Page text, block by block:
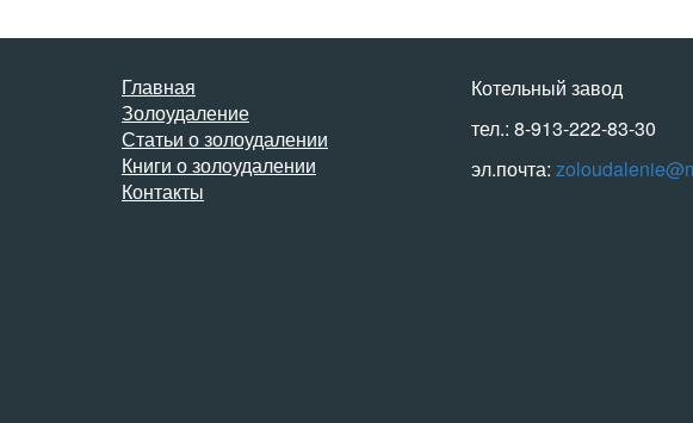
Главная
Золоудаление
Статьи о золоудалении
Книги о золоудалении
Контакты
Котельный завод
тел.: 8-913-222-83-30
эл.почта: